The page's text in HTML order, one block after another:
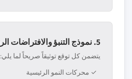
5. نموذج التنبؤ والافتراضات الرئيسية
يتضمن كل توقع توثيقاً صريحاً لما يلي:
✓ محركات النمو الرئيسية